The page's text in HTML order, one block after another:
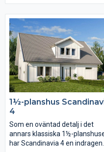
uteplatsen under pergolan.
köksön, där matlagningen sker,
har du härlig kontakt med
huset. Från köket har du också
praktisk närhet till klädvården,
klädvård i generös storlek.
Separerat från
gemensamhetsytorna ligger
sovrummen och allrum.
1½-planshus
4
Som en oväntad detalj i det
annars klassiska 1½-
har Scandinavia 4 en indragen